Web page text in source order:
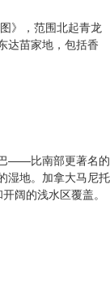
》，范围北起青龙
达苗家地，包括香
——比南部更著名的
湿地。加拿大马尼托
阔的浅水区覆盖。